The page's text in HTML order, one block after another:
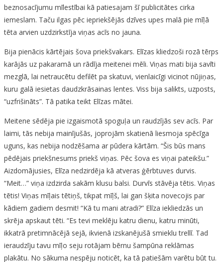
beznosacījumu mīlestībai kā patiesajam šī publicitātes cirka
iemeslam. Taču ilgas pēc iepriekšējās dzīves upes malā pie mīļā
tēta arvien uzdzirkstīja viņas acīs no jauna.
Bija pienācis kārtējais šova priekšvakars. Elīzas kliedzoši rozā tērps
karājās uz pakaramā un rādīja meitenei mēli. Viņas mati bija savīti
mezglā, lai netraucētu defilēt pa skatuvi, vienlaicīgi vicinot nūjiņas,
kuru galā iesietas daudzkrāsainas lentes. Viss bija salikts, uzposts,
“uzfrišināts”. Tā patika teikt Elīzas mātei.
Meitene sēdēja pie izgaismotā spoguļa un raudzījās sev acīs. Par
laimi, tās nebija mainījušās, joprojām skatienā liesmoja spēcīga
uguns, kas nebija nodzēšama ar pūdera kārtām. “Šis būs mans
pēdējais priekšnesums priekš viņas. Pēc šova es viņai pateikšu.”
Aizdomājusies, Elīza nedzirdēja kā atveras ģērbtuves durvis.
“Meit…” viņa izdzirda sakām klusu balsi. Durvīs stāvēja tētis. Viņas
tētis! Viņas mīļais tētiņš, tikpat mīļš, lai gan šķita novecojis par
kādiem gadiem desmit! “Kā tu mani atradi?” Elīza iekliedzās un
skrēja apskaut tēti. “Es tevi meklēju katru dienu, katru minūti,
ikkatrā pretimnācējā sejā, ikvienā izskanējušā smieklu trellī. Tad
ieraudzīju tavu mīļo seju rotājam bērnu šampūna reklāmas
plakātu. No sākuma nespēju noticēt, ka tā patiešām varētu būt tu.